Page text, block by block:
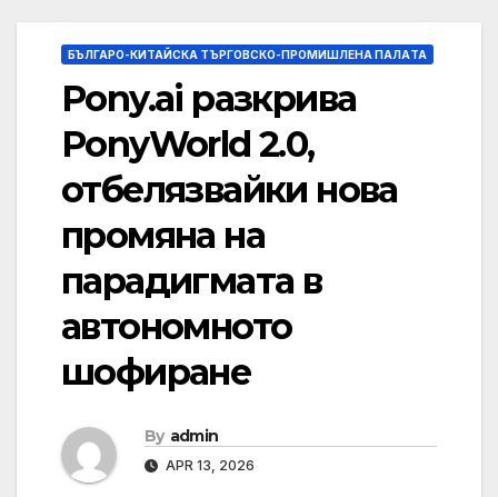
БЪЛГАРО-КИТАЙСКА ТЪРГОВСКО-ПРОМИШЛЕНА ПАЛAТА
Pony.ai разкрива
PonyWorld 2.0,
отбелязвайки нова
промяна на
парадигмата в
автономното
шофиране
By admin
APR 13, 2026